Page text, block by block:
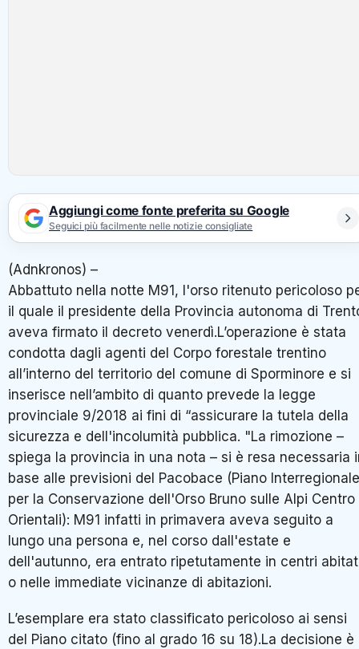
Aggiungi come fonte preferita su Google
Seguici più facilmente nelle notizie consigliate
(Adnkronos) –
Abbattuto nella notte M91, l'orso ritenuto pericoloso
il quale il presidente della Provincia autonoma di
aveva firmato il decreto venerdì.L’operazione è stata
condotta dagli agenti del Corpo forestale trentino
all’interno del territorio del comune di Sporminore e si
inserisce nell’ambito di quanto prevede la legge
provinciale 9/2018 ai fini di “assicurare la tutela della
sicurezza e dell'incolumità pubblica. "La rimozione –
spiega la provincia in una nota – si è resa necessaria
base alle previsioni del Pacobace (Piano Interregionale
per la Conservazione dell'Orso Bruno sulle Alpi Centro
Orientali): M91 infatti in primavera aveva seguito a
lungo una persona e, nel corso dall'estate e
dell'autunno, era entrato ripetutamente in centri
o nelle immediate vicinanze di abitazioni.
L’esemplare era stato classificato pericoloso ai sensi
del Piano citato (fino al grado 16 su 18).La decisione è